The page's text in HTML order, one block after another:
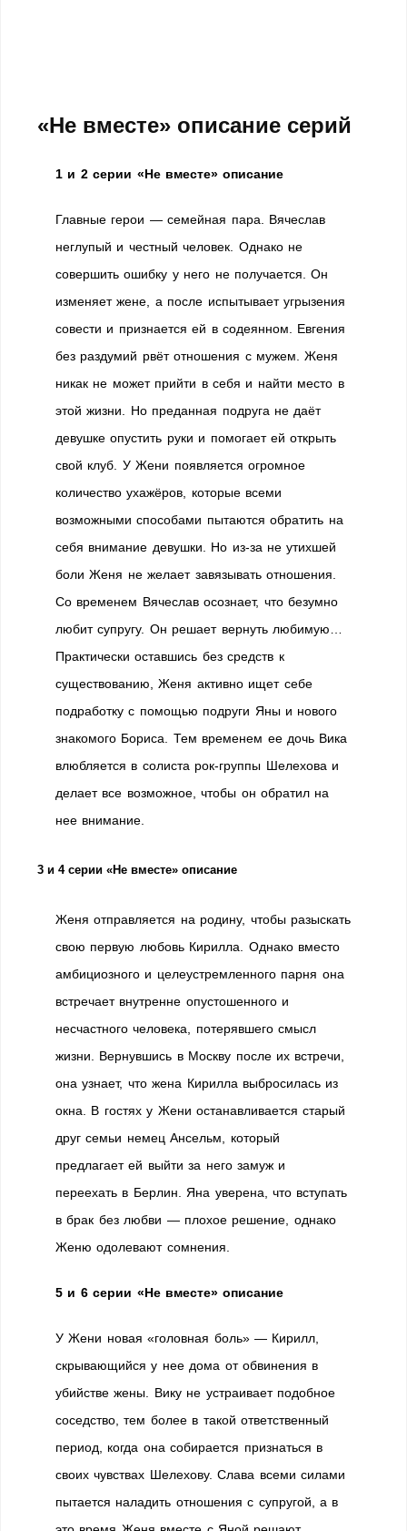
«Не вместе» описание серий
1 и 2 серии «Не вместе» описание
Главные герои — семейная пара. Вячеслав
неглупый и честный человек. Однако не
совершить ошибку у него не получается. Он
изменяет жене, а после испытывает угрызения
совести и признается ей в содеянном. Евгения
без раздумий рвёт отношения с мужем. Женя
никак не может прийти в себя и найти место в
этой жизни. Но преданная подруга не даёт
девушке опустить руки и помогает ей открыть
свой клуб. У Жени появляется огромное
количество ухажёров, которые всеми
возможными способами пытаются обратить на
себя внимание девушки. Но из-за не утихшей
боли Женя не желает завязывать отношения.
Со временем Вячеслав осознает, что безумно
любит супругу. Он решает вернуть любимую…
Практически оставшись без средств к
существованию, Женя активно ищет себе
подработку с помощью подруги Яны и нового
знакомого Бориса. Тем временем ее дочь Вика
влюбляется в солиста рок-группы Шелехова и
делает все возможное, чтобы он обратил на
нее внимание.
3 и 4 серии «Не вместе» описание
Женя отправляется на родину, чтобы разыскать
свою первую любовь Кирилла. Однако вместо
амбициозного и целеустремленного парня она
встречает внутренне опустошенного и
несчастного человека, потерявшего смысл
жизни. Вернувшись в Москву после их встречи,
она узнает, что жена Кирилла выбросилась из
окна. В гостях у Жени останавливается старый
друг семьи немец Ансельм, который
предлагает ей выйти за него замуж и
переехать в Берлин. Яна уверена, что вступать
в брак без любви — плохое решение, однако
Женю одолевают сомнения.
5 и 6 серии «Не вместе» описание
У Жени новая «головная боль» — Кирилл,
скрывающийся у нее дома от обвинения в
убийстве жены. Вику не устраивает подобное
соседство, тем более в такой ответственный
период, когда она собирается признаться в
своих чувствах Шелехову. Слава всеми силами
пытается наладить отношения с супругой, а в